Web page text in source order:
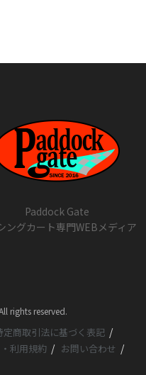
Paddock Gate
ングカート専門WEBメディア
rights reserved.
定商取引法に基づく表記
利用規約
お問い合わせ